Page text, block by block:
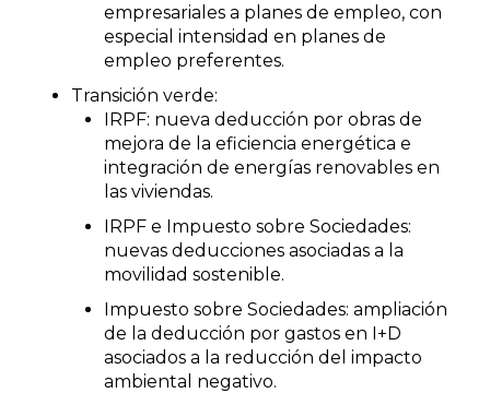
empresariales a planes de empleo, con
especial intensidad en planes de
empleo preferentes.
Transición verde:
IRPF: nueva deducción por obras de
mejora de la eficiencia energética e
integración de energías renovables en
las viviendas.
IRPF e Impuesto sobre Sociedades:
nuevas deducciones asociadas a la
movilidad sostenible.
Impuesto sobre Sociedades: ampliación
de la deducción por gastos en I+D
asociados a la reducción del impacto
ambiental negativo.